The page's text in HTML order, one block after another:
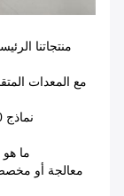
منتجاتنا
مع المعدات
ما
معالجة أو